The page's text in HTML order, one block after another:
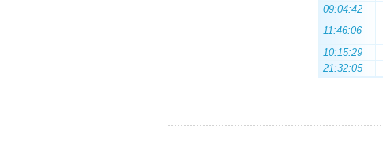
09:04:42
11:46:06
10:15:29
21:32:05